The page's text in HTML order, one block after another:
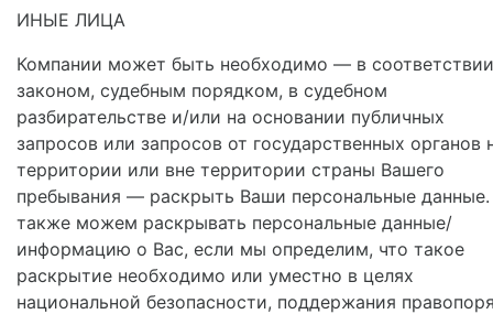
ИНЫЕ ЛИЦА
Компании может быть необходимо — в
законом, судебным порядком, в судебном
разбирательстве и/или на основании публичных
запросов или запросов от государственных органов
территории или вне территории страны Вашего
пребывания — раскрыть Ваши персональные
также можем раскрывать персональные данные/
информацию о Вас, если мы определим, что такое
раскрытие необходимо или уместно в целях
национальной безопасности, поддержания